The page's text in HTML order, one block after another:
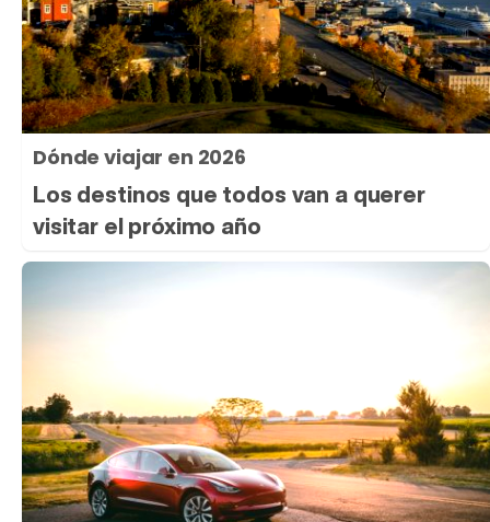
Dónde viajar en 2026
Los destinos que todos van a querer
visitar el próximo año